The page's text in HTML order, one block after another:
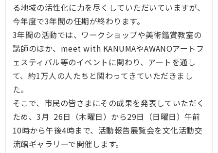
る地域の活性化に力を尽くしていただいていますが、
今年度で3年間の任期が終わります。
3年間の活動では、ワークショップや美術鑑賞教室の
講師のほか、meet with KANUMAやAWANOアートフ
ェスティバル等のイベントに関わり、アートを通し
て、約1万人の人たちと関わってきていただきまし
た。
そこで、市民の皆さまにその成果を発表していただく
ため、3月 26日（木曜日）から29日（日曜日）午前
10時から午後4時まで、活動報告展覧会を文化活動交
流館ギャラリーで開催します。